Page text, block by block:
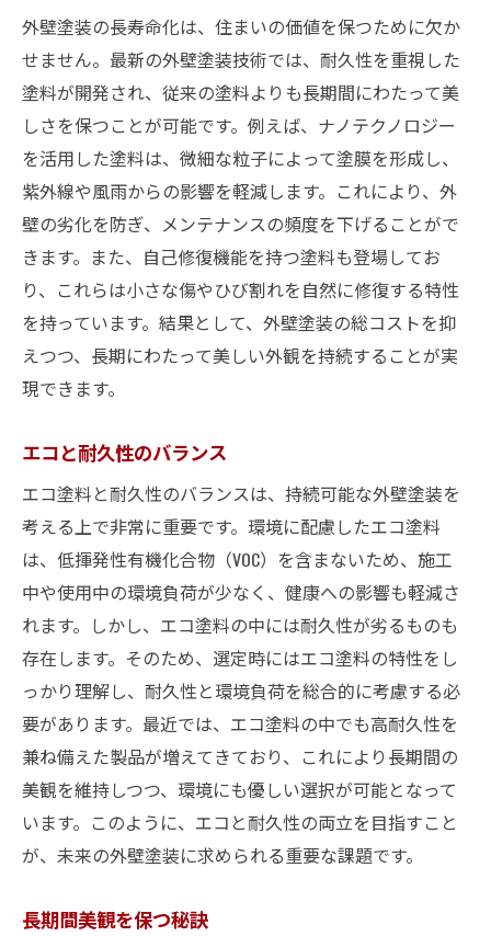
外壁塗装の長寿命化は、住まいの価値を保つために欠か
せません。最新の外壁塗装技術では、耐久性を重視した
塗料が開発され、従来の塗料よりも長期間にわたって美
しさを保つことが可能です。例えば、ナノテクノロジー
を活用した塗料は、微細な粒子によって塗膜を形成し、
紫外線や風雨からの影響を軽減します。これにより、外
壁の劣化を防ぎ、メンテナンスの頻度を下げることがで
きます。また、自己修復機能を持つ塗料も登場してお
り、これらは小さな傷やひび割れを自然に修復する特性
を持っています。結果として、外壁塗装の総コストを抑
えつつ、長期にわたって美しい外観を持続することが実
現できます。
エコと耐久性のバランス
エコ塗料と耐久性のバランスは、持続可能な外壁塗装を
考える上で非常に重要です。環境に配慮したエコ塗料
は、低揮発性有機化合物（VOC）を含まないため、施工
中や使用中の環境負荷が少なく、健康への影響も軽減さ
れます。しかし、エコ塗料の中には耐久性が劣るものも
存在します。そのため、選定時にはエコ塗料の特性をし
っかり理解し、耐久性と環境負荷を総合的に考慮する必
要があります。最近では、エコ塗料の中でも高耐久性を
兼ね備えた製品が増えてきており、これにより長期間の
美観を維持しつつ、環境にも優しい選択が可能となって
います。このように、エコと耐久性の両立を目指すこと
が、未来の外壁塗装に求められる重要な課題です。
長期間美観を保つ秘訣